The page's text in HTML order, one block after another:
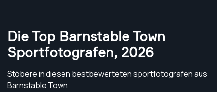
Die Top Barnstable Town
Sportfotografen, 2026
Stöbere in diesen bestbewerteten sportfotografen aus
Barnstable Town